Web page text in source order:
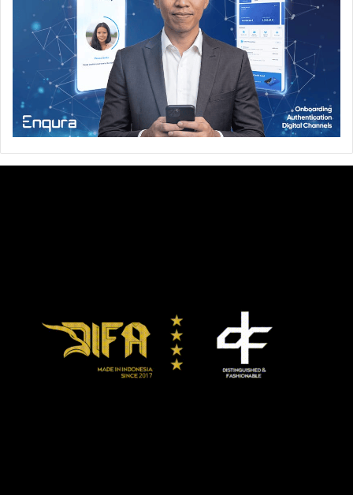
Masjid Jami Al-Abror.
Menurut Ustadz Soparman, dalam setahun setiap siswa
ditargetkan hafal 20 juz Al-Qur’an. “Tapi, kalau mereka
cerdas, dalam setahun bisa hafal 30 juz,” ujarnya.
“Kami prioritaskan untuk warga Kampung Perigi, Tanah
Soparman Syaroni Sudharno
Syarat Jadi Santri Tahfizh